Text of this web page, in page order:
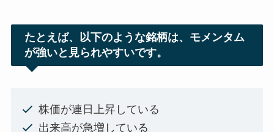
たとえば、以下のような銘柄は、モメンタム
が強いと見られやすいです。
株価が連日上昇している
出来高が急増している